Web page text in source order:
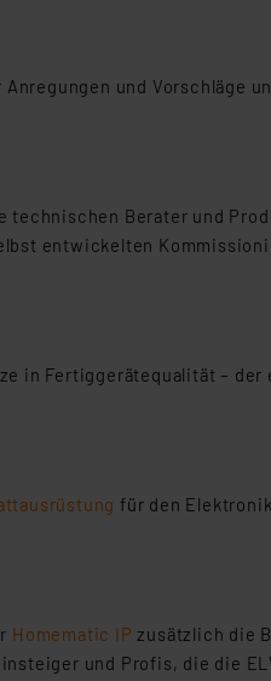
und Vorschläge
technischen Berater und
entwickelten
in Fertiggerätequalität – der
für den
Homematic IP zusätzlich die
und Profis, die die